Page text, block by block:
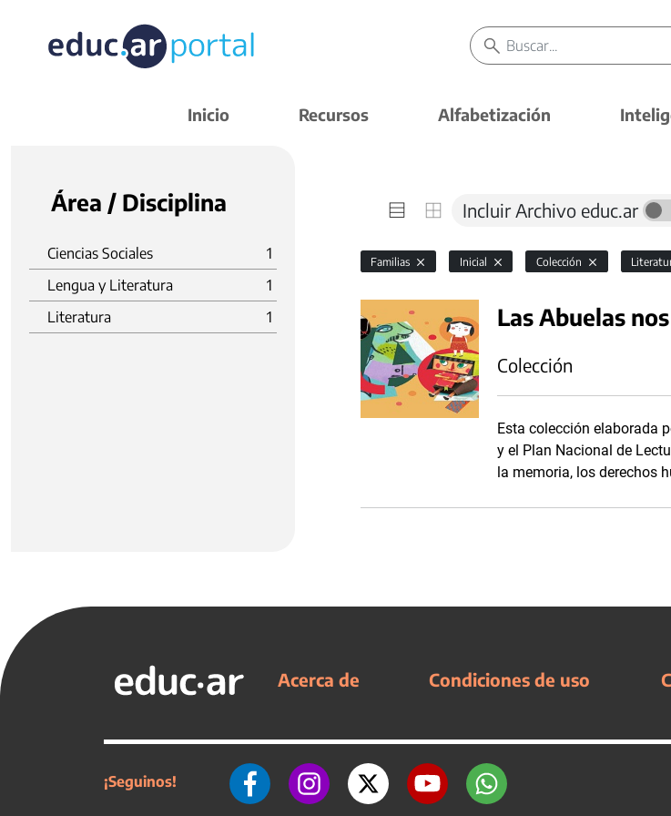
Inicio Recursos Alfabetización
Área / Disciplina
Ciencias Sociales
1
Lengua y Literatura
1
Literatura
1
Incluir Archivo educ.ar
Familias Inicial Colección
Las Abuelas
Colección
Esta colección elaborada
y el Plan Nacional de
la memoria, los derechos
Acerca de Condiciones de uso
¡Seguinos!